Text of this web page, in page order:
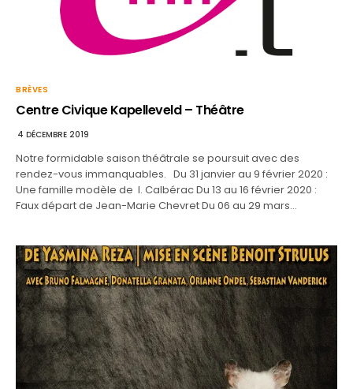
BRÈVES
Centre Civique Kapelleveld – Théâtre
4 DÉCEMBRE 2019
Notre formidable saison théâtrale se poursuit avec des
rendez-vous immanquables. Du 31 janvier au 9 février 2020 :
Une famille modèle de I. Calbérac Du 13 au 16 février 2020 :
Faux départ de Jean-Marie Chevret Du 06 au 29 mars…